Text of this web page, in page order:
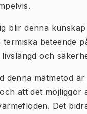
blir denna
termiska beteende
och
denna mätmetod är
att det möjliggör
Det